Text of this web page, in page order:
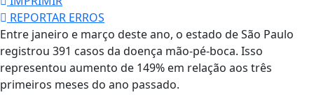
REPORTAR ERROS
Entre janeiro e março deste ano, o estado de São Paulo
registrou 391 casos da doença mão-pé-boca. Isso
representou aumento de 149% em relação aos três
primeiros meses do ano passado.